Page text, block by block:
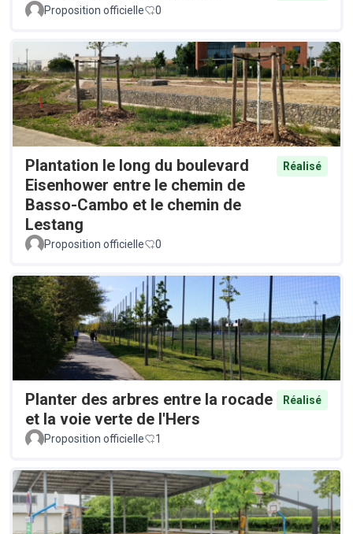
Proposition officielle
0
Plantation le long du boulevard
Eisenhower entre le chemin de
Basso-Cambo et le chemin de
Lestang
Réalisé
Proposition officielle 0
Planter des arbres entre la rocade
et la voie verte de l'Hers
Réalisé
Proposition officielle 1